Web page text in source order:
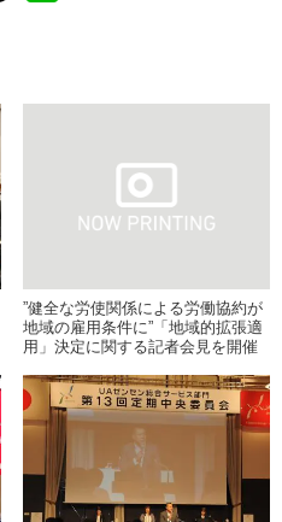
”健全な労使関係による労働協約が
地域の雇用条件に”「地域的拡張適
用」決定に関する記者会見を開催